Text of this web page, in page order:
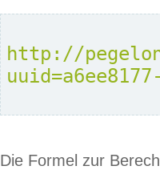
http://
Die Formel zur